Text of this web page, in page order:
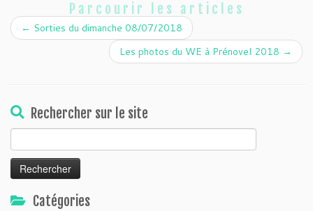
Parcourir les articles
← Sorties du dimanche 08/07/2018
Les photos du WE à Prénovel 2018 →
Rechercher sur le site
Catégories